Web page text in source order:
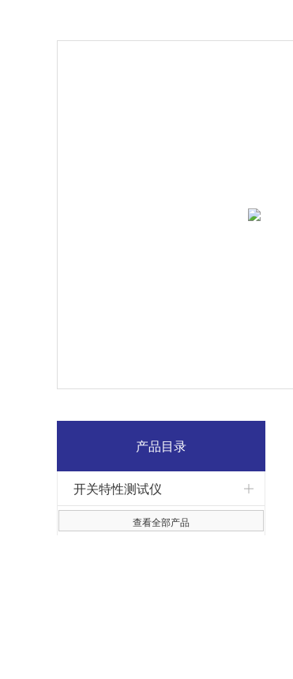
产品目录
开关特性测试仪
查看全部产品